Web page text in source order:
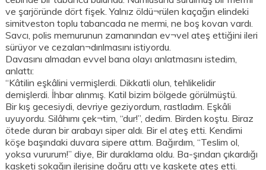
ve şarjöründe dört fişek. Yalnız öldü¬rülen kaçağın elindeki
simitveston toplu tabancada ne mermi, ne boş kovan vardı.
Savcı, polis memurunun zamanından ev¬vel ateş ettiğini ileri
sürüyor ve cezalan¬dırılmasını istiyordu.
Davasını almadan evvel bana olayı anlatmasını istedim,
anlattı:
“Kâtilin eşkâlini vermişlerdi. Dikkatli olun, tehlikelidir
demişlerdi. İhbar alınmış. Katil bizim bölgede görülmüştü.
Bir kış gecesiydi, devriye geziyordum, rastladım. Eşkâli
uyuyordu. Silâhımı çek¬tim, “dur!”, dedim. Birden koştu. Biraz
ötede duran bir arabayı siper aldı. Bir el ateş etti. Kendimi
köşe başındaki duvara sipere attım. Bağırdım, “Teslim ol,
yoksa vururum!” diye, Bir duraklama oldu. Ba-şından çıkardığı
kasketi sokağın ilerisine doğru attı ve kaskete ateş etti.